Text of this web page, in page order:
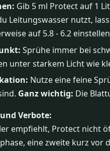
Gib 5 ml Protect auf 1
Leitungswasser nutzt,
auf 5.8 - 6.2
Sprühe immer bei
unter starkem Licht wie
Nutze eine feine
Ganz wichtig: Die
Verbote:
empfiehlt, Protect nicht
eine zweite kurz vor